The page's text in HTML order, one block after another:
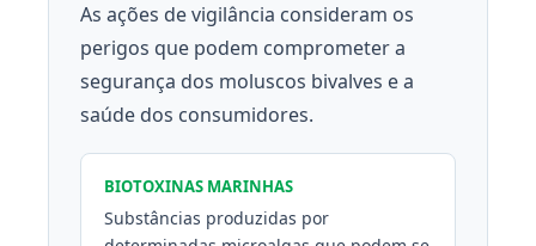
As ações de vigilância consideram os
perigos que podem comprometer a
segurança dos moluscos bivalves e a
saúde dos consumidores.
BIOTOXINAS MARINHAS
Substâncias produzidas por